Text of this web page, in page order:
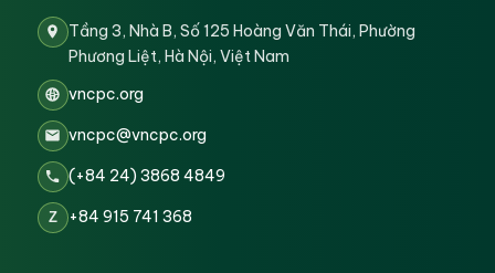
Tầng 3, Nhà B, Số 125 Hoàng Văn Thái, Phường
Phương Liệt, Hà Nội, Việt Nam
vncpc.org
vncpc@vncpc.org
(+84 24) 3868 4849
Z +84 915 741 368